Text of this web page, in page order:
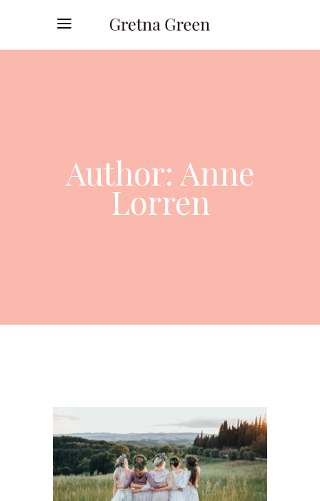
Author: Anne
Lorren